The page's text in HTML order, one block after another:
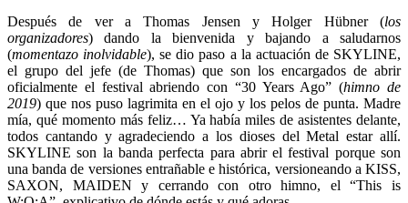
Después de ver a Thomas Jensen y Holger Hübner (los
organizadores) dando la bienvenida y bajando a saludarnos
(momentazo inolvidable), se dio paso a la actuación de SKYLINE,
el grupo del jefe (de Thomas) que son los encargados de abrir
oficialmente el festival abriendo con “30 Years Ago” (himno de
2019) que nos puso lagrimita en el ojo y los pelos de punta. Madre
mía, qué momento más feliz… Ya había miles de asistentes delante,
todos cantando y agradeciendo a los dioses del Metal estar allí.
SKYLINE son la banda perfecta para abrir el festival porque son
una banda de versiones entrañable e histórica, versioneando a KISS,
SAXON, MAIDEN y cerrando con otro himno, el “This is